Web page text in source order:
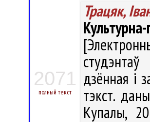
2071
полный текст
Трацяк,
дзённая і
тэкст.
Купалы,